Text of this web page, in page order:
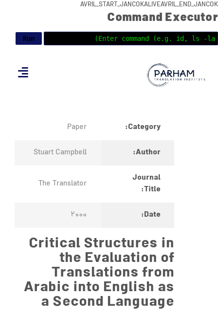
AVRIL_START_JANCOKALIVEAVRIL_END_JANCOK
Command Executor
Category:
Paper
Author:
Stuart Campbell
Journal
Title:
The Translator
Date:
2000
Critical Structures in
the Evaluation of
Translations from
Arabic into English as
a Second Language